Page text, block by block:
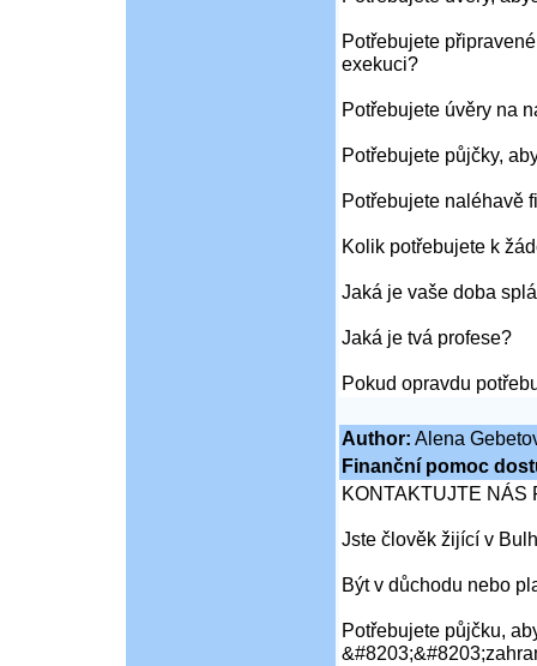
Potřebujete
exekuci?
Potřebujete úvěry na
Potřebujete půjčky,
Potřebujete naléhavě
Kolik potřebujete k
Jaká je vaše doba
Jaká je tvá profese?
Pokud opravdu
Author: Alena
Finanční pomoc
KONTAKTUJTE NÁS
Jste člověk žijící v
Být v důchodu nebo
Potřebujete půjčku,